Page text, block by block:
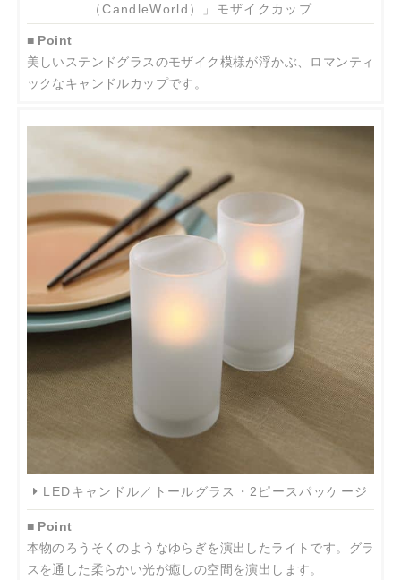
（CandleWorld）」モザイクカップ
■ Point
美しいステンドグラスのモザイク模様が浮かぶ、ロマンティ
ックなキャンドルカップです。
LEDキャンドル／トールグラス・2ピースパッケージ
■ Point
本物のろうそくのようなゆらぎを演出したライトです。グラ
スを通した柔らかい光が癒しの空間を演出します。